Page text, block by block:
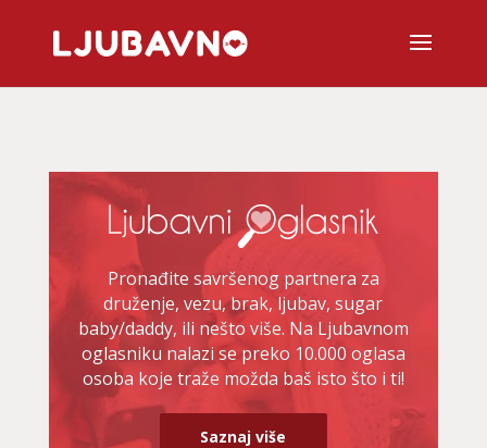
Pronađite savršenog partnera za
druženje, vezu, brak, ljubav, sugar
baby/daddy, ili nešto više. Na Ljubavnom
oglasniku nalazi se preko 10.000 oglasa
osoba koje traže možda baš isto što i ti!
Saznaj više